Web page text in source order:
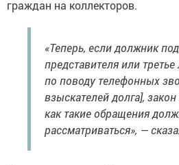
граждан на коллекторов.
«Теперь, если должник
представителя или
по поводу телефонных
взыскателей долга], закон
как такие обращения
рассматриваться», —